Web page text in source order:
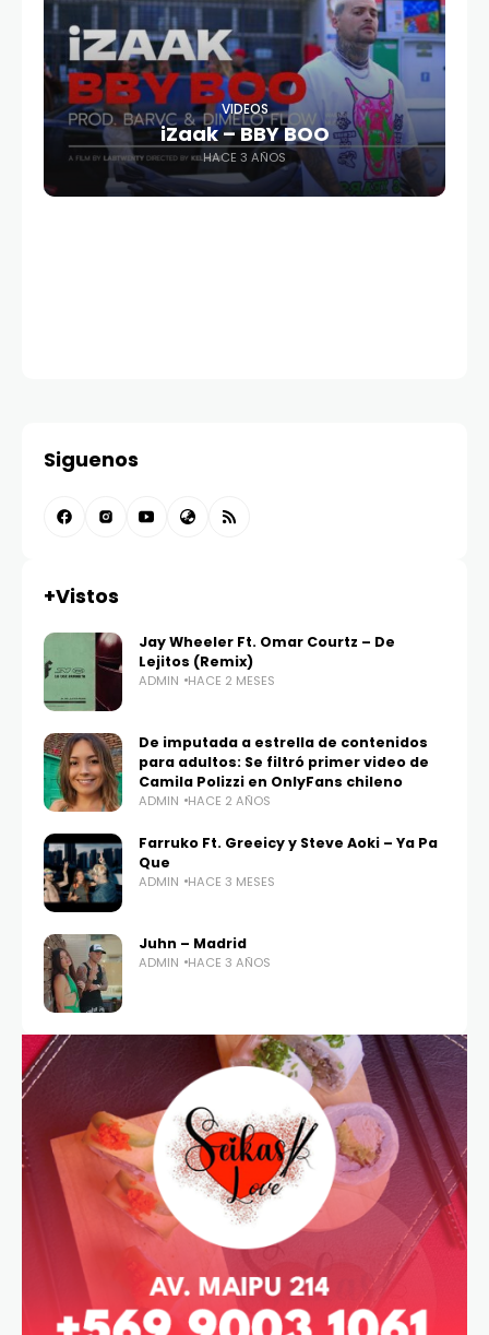
VIDEOS
iZaak – BBY BOO
HACE 3 AÑOS
Siguenos
+Vistos
Jay Wheeler Ft. Omar Courtz – De
Lejitos (Remix)
ADMIN HACE 2 MESES
De imputada a estrella de contenidos
para adultos: Se filtró primer video de
Camila Polizzi en OnlyFans chileno
ADMIN HACE 2 AÑOS
Farruko Ft. Greeicy y Steve Aoki – Ya Pa
Que
ADMIN HACE 3 MESES
Juhn – Madrid
ADMIN HACE 3 AÑOS